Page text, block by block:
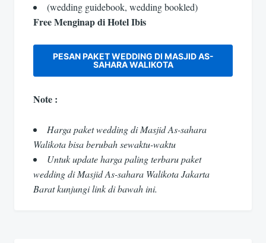
(wedding guidebook, wedding bookled)
Free Menginap di Hotel Ibis
PESAN PAKET WEDDING DI MASJID AS-
SAHARA WALIKOTA
Note :
Harga paket wedding di Masjid As-sahara
Walikota bisa berubah sewaktu-waktu
Untuk update harga paling terbaru paket
wedding di Masjid As-sahara Walikota Jakarta
Barat kunjungi link di bawah ini.